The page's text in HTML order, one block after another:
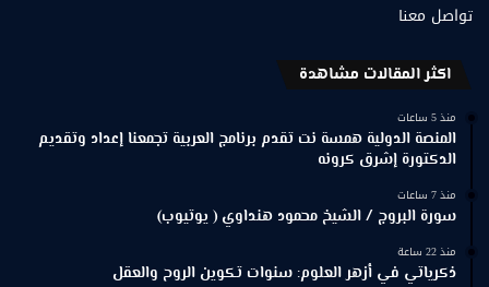
تواصل معنا
اكثر المقالات مشاهدة
منذ 5 ساعات
المنصة الدولية همسة نت تقدم برنامج العربية تجمعنا إعداد وتقديم
الدكتورة إشرق كرونه
منذ 7 ساعات
سورة البروج / الشيخ محمود هنداوي ( يوتيوب)
منذ 22 ساعة
ذكرياتي في أزهر العلوم: سنوات تكوين الروح والعقل